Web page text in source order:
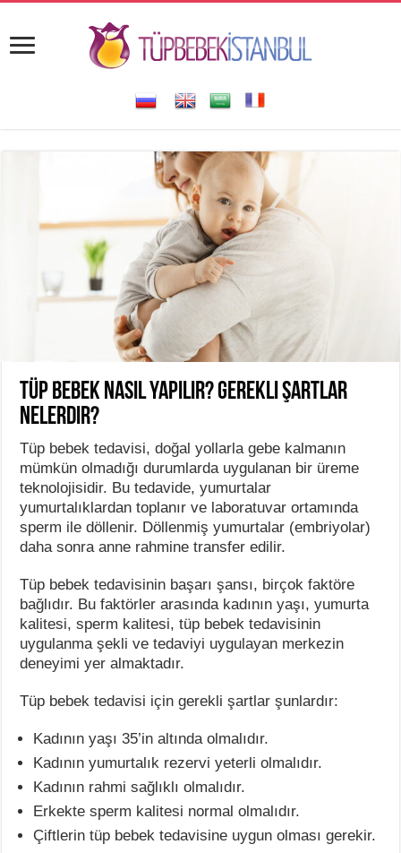
Tüp Bebek Nasıl Yapılır? Gerekli Şartlar
Nelerdir?
Tüp bebek tedavisi, doğal yollarla gebe kalmanın
mümkün olmadığı durumlarda uygulanan bir üreme
teknolojisidir. Bu tedavide, yumurtalar
yumurtalıklardan toplanır ve laboratuvar ortamında
sperm ile döllenir. Döllenmiş yumurtalar (embriyolar)
daha sonra anne rahmine transfer edilir.
Tüp bebek tedavisinin başarı şansı, birçok faktöre
bağlıdır. Bu faktörler arasında kadının yaşı, yumurta
kalitesi, sperm kalitesi, tüp bebek tedavisinin
uygulanma şekli ve tedaviyi uygulayan merkezin
deneyimi yer almaktadır.
Tüp bebek tedavisi için gerekli şartlar şunlardır:
Kadının yaşı 35’in altında olmalıdır.
Kadının yumurtalık rezervi yeterli olmalıdır.
Kadının rahmi sağlıklı olmalıdır.
Erkekte sperm kalitesi normal olmalıdır.
Çiftlerin tüp bebek tedavisine uygun olması gerekir.